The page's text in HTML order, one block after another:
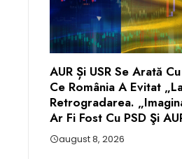
AUR Și USR Se Arată
Ce România A Evitat
Retrogradarea.
Ar Fi Fost Cu PSD Şi
august 8, 2026